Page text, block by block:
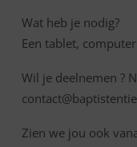
Wat heb je nodig?
Een tablet,
Wil je deelnemen ?
Zien we jou ook